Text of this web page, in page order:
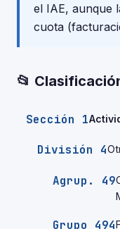
el IAE, aunque
cuota
📂
Sección 1
División 4
Agrup. 49
Grupo 494